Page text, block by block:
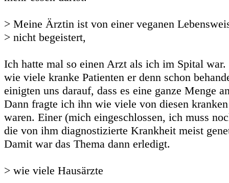
> Meine Ärztin ist von einer veganen
> nicht begeistert,
Ich hatte mal so einen Arzt als ich im Spital
wie viele kranke Patienten er denn schon
einigten uns darauf, dass es eine ganze Menge
Dann fragte ich ihn wie viele von diesen
waren. Einer (mich eingeschlossen, ich muss
die von ihm diagnostizierte Krankheit meist
Damit war das Thema dann erledigt.
> wie viele Hausärzte